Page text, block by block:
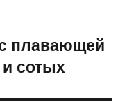
плавающей
сотых